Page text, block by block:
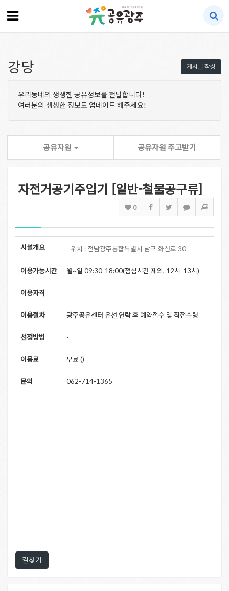
게시글 작성
강당
우리동네의 생생한 공유정보를 전달합니다!
여러분의 생생한 정보도 업데이트 해주세요!
공유자원 공유자원 주고받기
자전거공기주입기 [일반-철물공구류]
0
시설개요 - 위치 : 전남광주통합특별시 남구 화산로 30
이용가능시간 월~일 09:30-18:00(점심시간 제외, 12시-13시)
이용자격 -
이용절차 광주공유센터 유선 연락 후 예약접수 및 직접수령
선정방법 -
이용료 무료 ()
문의 062-714-1365
길찾기